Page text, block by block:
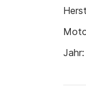
Jahr: